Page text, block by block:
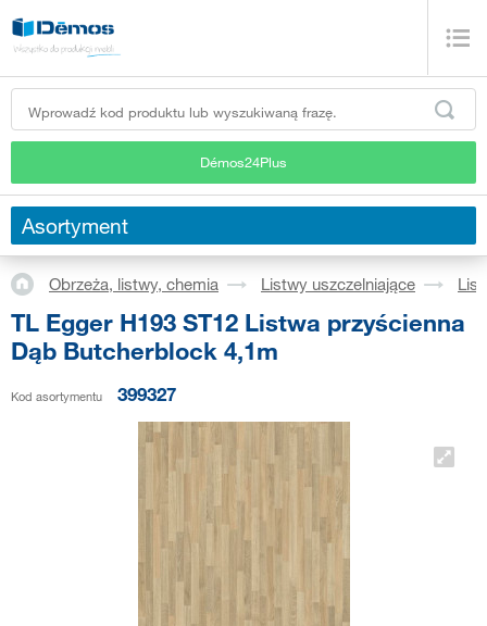
Démos24Plus
Asortyment
Obrzeża, listwy, chemia Listwy uszczelniające
TL Egger H193 ST12 Listwa przyścienna
Dąb Butcherblock 4,1m
Kod asortymentu 399327